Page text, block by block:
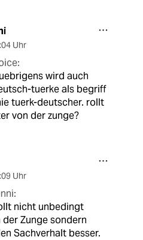
Uhr
wird auch
tuerke als begriff
tuerk-deutscher. rollt
von der zunge?
Uhr
nicht unbedingt
Zunge sondern
Sachverhalt besser.